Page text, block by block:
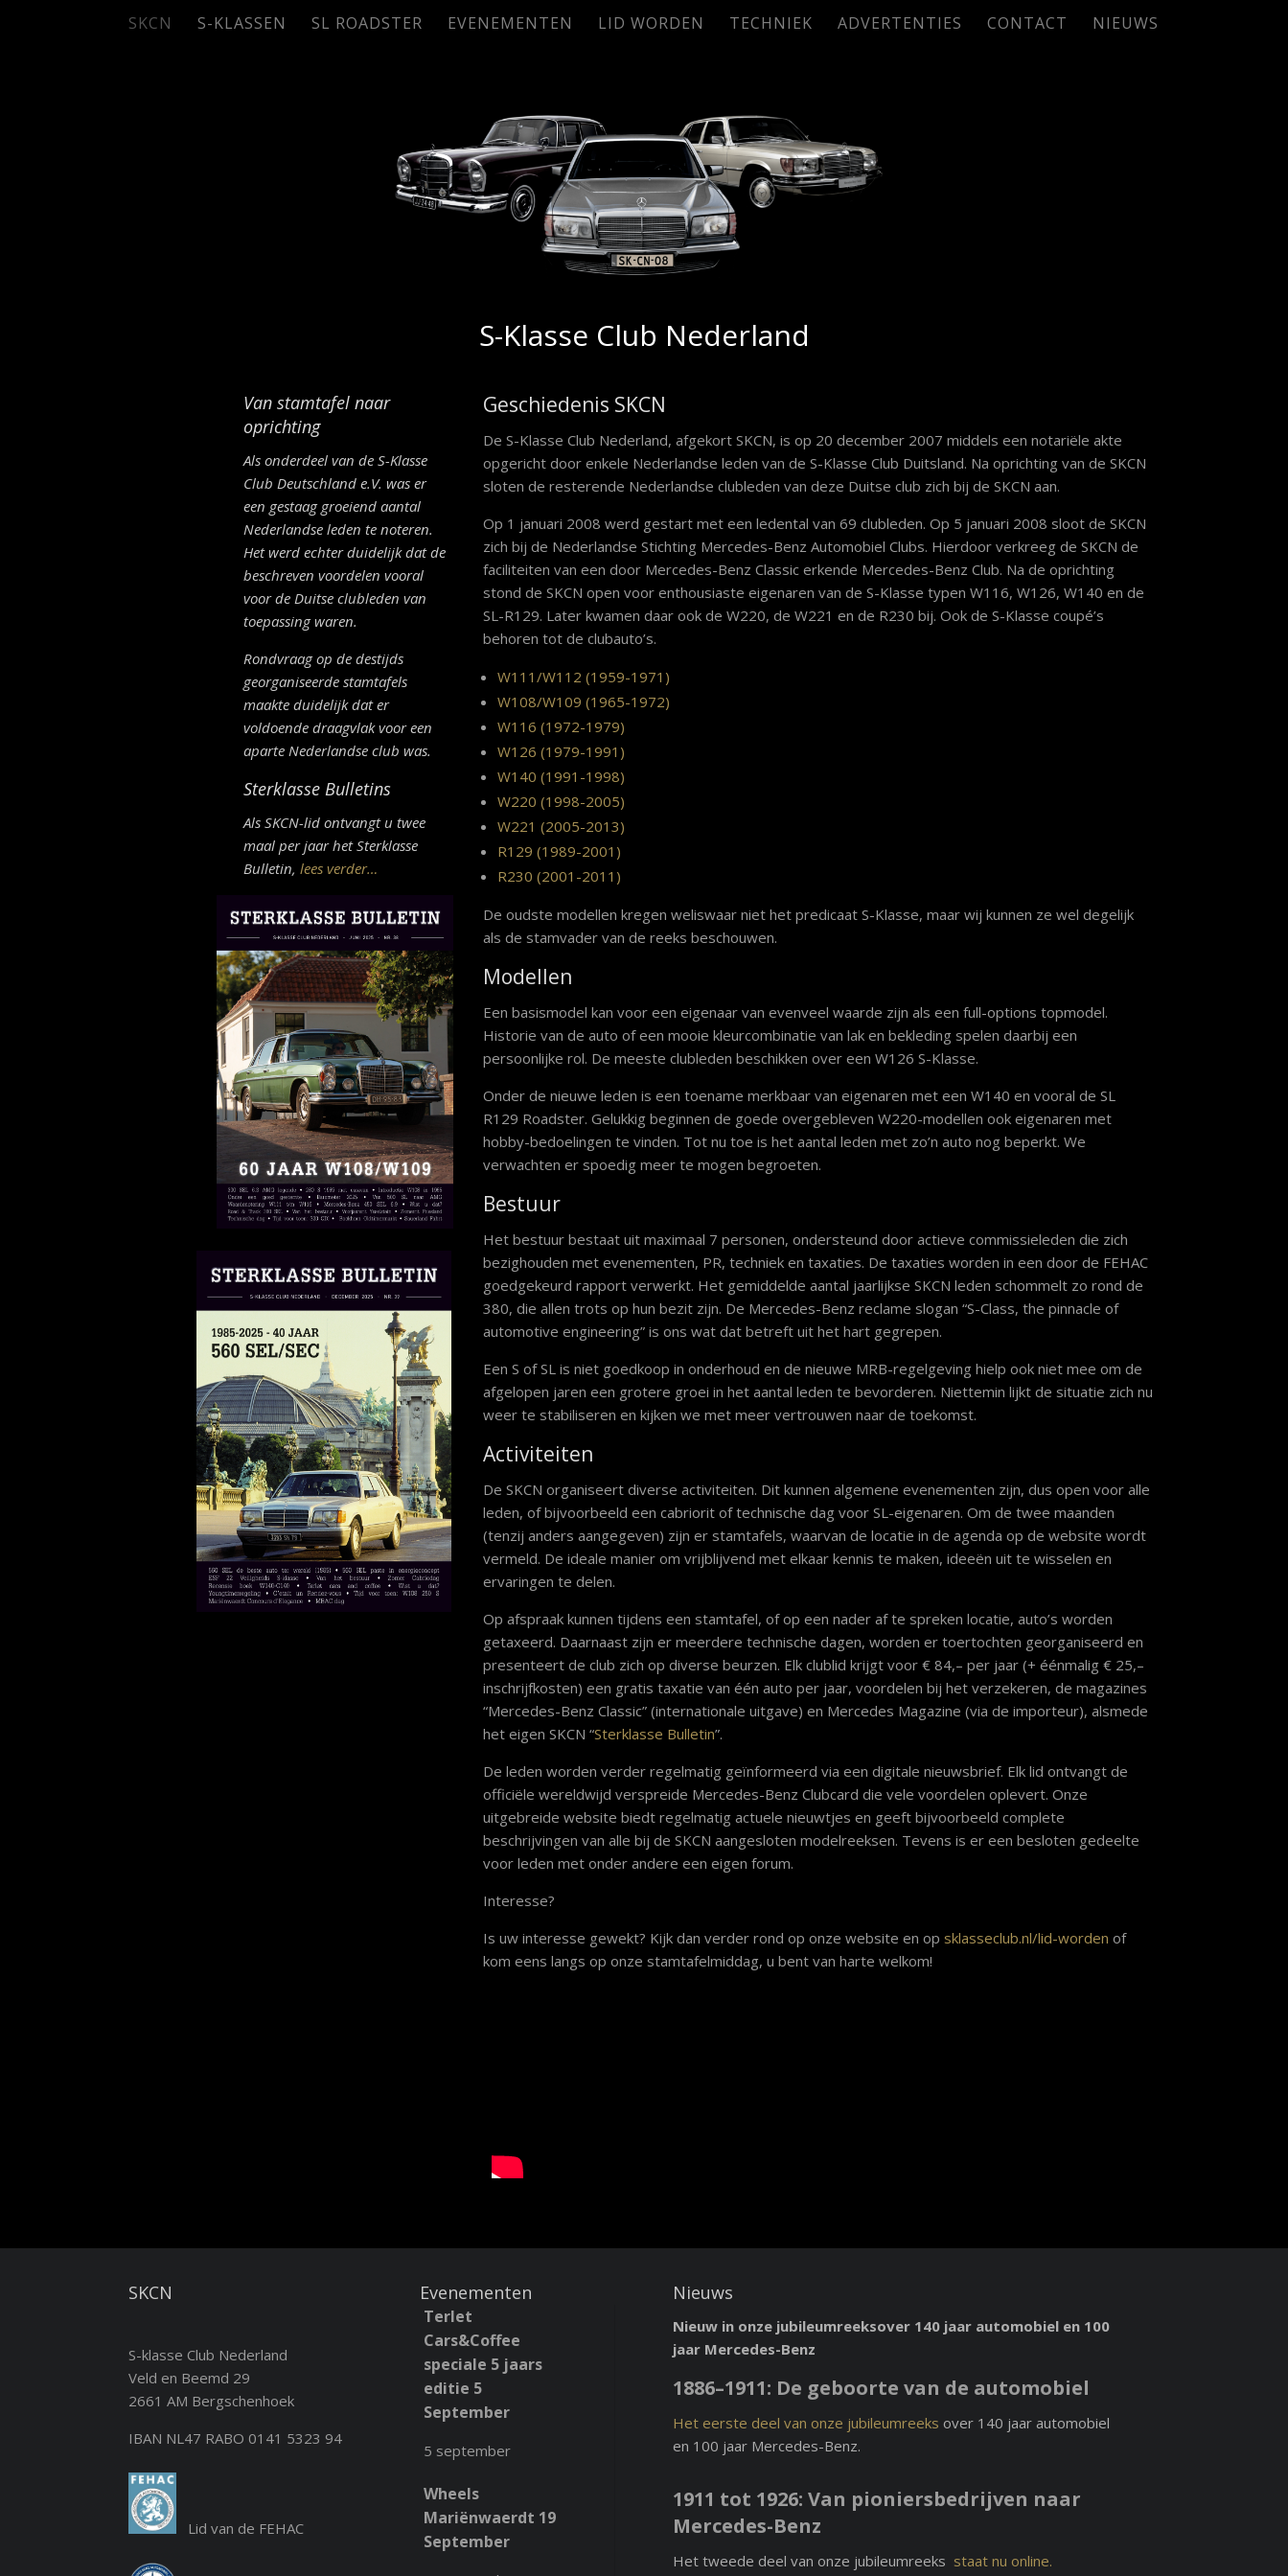
SKCN S-KLASSEN SL ROADSTER EVENEMENTEN LID WORDEN TECHNIEK ADVERTENTIES CONTACT NIEUWS
S-Klasse Club Nederland
Van stamtafel naar
oprichting
Als onderdeel van de S-Klasse
Club Deutschland e.V. was er
een gestaag groeiend aantal
Nederlandse leden te noteren.
Het werd echter duidelijk dat de
beschreven voordelen vooral
voor de Duitse clubleden van
toepassing waren.
Rondvraag op de destijds
georganiseerde stamtafels
maakte duidelijk dat er
voldoende draagvlak voor een
aparte Nederlandse club was.
Sterklasse Bulletins
Als SKCN-lid ontvangt u twee
maal per jaar het Sterklasse
Bulletin,lees verder…
Geschiedenis SKCN
De S-Klasse Club Nederland, afgekort SKCN, is op 20 december 2007 middels een notariële akte
opgericht door enkele Nederlandse leden van de S-Klasse Club Duitsland. Na oprichting van de SKCN
sloten de resterende Nederlandse clubleden van deze Duitse club zich bij de SKCN aan.
Op 1 januari 2008 werd gestart met een ledental van 69 clubleden. Op 5 januari 2008 sloot de SKCN
zich bij de Nederlandse Stichting Mercedes-Benz Automobiel Clubs. Hierdoor verkreeg de SKCN de
faciliteiten van een door Mercedes-Benz Classic erkende Mercedes-Benz Club. Na de oprichting
stond de SKCN open voor enthousiaste eigenaren van de S-Klasse typen W116, W126, W140 en de
SL-R129. Later kwamen daar ook de W220, de W221 en de R230 bij. Ook de S-Klasse coupé’s
behoren tot de clubauto’s.
W111/W112 (1959-1971)
W108/W109 (1965-1972)
W116 (1972-1979)
W126 (1979-1991)
W140 (1991-1998)
W220 (1998-2005)
W221 (2005-2013)
R129 (1989-2001)
R230 (2001-2011)
De oudste modellen kregen weliswaar niet het predicaat S-Klasse, maar wij kunnen ze wel degelijk
als de stamvader van de reeks beschouwen.
Modellen
Een basismodel kan voor een eigenaar van evenveel waarde zijn als een full-options topmodel.
Historie van de auto of een mooie kleurcombinatie van lak en bekleding spelen daarbij een
persoonlijke rol. De meeste clubleden beschikken over een W126 S-Klasse.
Onder de nieuwe leden is een toename merkbaar van eigenaren met een W140 en vooral de SL
R129 Roadster. Gelukkig beginnen de goede overgebleven W220-modellen ook eigenaren met
hobby-bedoelingen te vinden. Tot nu toe is het aantal leden met zo’n auto nog beperkt. We
verwachten er spoedig meer te mogen begroeten.
Bestuur
Het bestuur bestaat uit maximaal 7 personen, ondersteund door actieve commissieleden die zich
bezighouden met evenementen, PR, techniek en taxaties. De taxaties worden in een door de FEHAC
goedgekeurd rapport verwerkt. Het gemiddelde aantal jaarlijkse SKCN leden schommelt zo rond de
380, die allen trots op hun bezit zijn. De Mercedes-Benz reclame slogan “S-Class, the pinnacle of
automotive engineering” is ons wat dat betreft uit het hart gegrepen.
Een S of SL is niet goedkoop in onderhoud en de nieuwe MRB-regelgeving hielp ook niet mee om de
afgelopen jaren een grotere groei in het aantal leden te bevorderen. Niettemin lijkt de situatie zich nu
weer te stabiliseren en kijken we met meer vertrouwen naar de toekomst.
Activiteiten
De SKCN organiseert diverse activiteiten. Dit kunnen algemene evenementen zijn, dus open voor alle
leden, of bijvoorbeeld een cabriorit of technische dag voor SL-eigenaren. Om de twee maanden
(tenzij anders aangegeven) zijn er stamtafels, waarvan de locatie in de agenda op de website wordt
vermeld. De ideale manier om vrijblijvend met elkaar kennis te maken, ideeën uit te wisselen en
ervaringen te delen.
Op afspraak kunnen tijdens een stamtafel, of op een nader af te spreken locatie, auto’s worden
getaxeerd. Daarnaast zijn er meerdere technische dagen, worden er toertochten georganiseerd en
presenteert de club zich op diverse beurzen. Elk clublid krijgt voor € 84,– per jaar (+ éénmalig € 25,–
inschrijfkosten) een gratis taxatie van één auto per jaar, voordelen bij het verzekeren, de magazines
“Mercedes-Benz Classic” (internationale uitgave) en Mercedes Magazine (via de importeur), alsmede
het eigen SKCN “Sterklasse Bulletin”.
De leden worden verder regelmatig geïnformeerd via een digitale nieuwsbrief. Elk lid ontvangt de
officiële wereldwijd verspreide Mercedes-Benz Clubcard die vele voordelen oplevert. Onze
uitgebreide website biedt regelmatig actuele nieuwtjes en geeft bijvoorbeeld complete
beschrijvingen van alle bij de SKCN aangesloten modelreeksen. Tevens is er een besloten gedeelte
voor leden met onder andere een eigen forum.
Interesse?
Is uw interesse gewekt? Kijk dan verder rond op onze website en op sklasseclub.nl/lid-worden of
kom eens langs op onze stamtafelmiddag, u bent van harte welkom!
SKCN
S-klasse Club Nederland
Veld en Beemd 29
2661 AM Bergschenhoek
IBAN NL47 RABO 0141 5323 94
Lid van de FEHAC
Evenementen
Terlet
Cars&Coffee
speciale 5 jaars
editie 5
September
5 september
Wheels
Mariënwaerdt 19
September
Nieuws
Nieuw in onze jubileumreeksover 140 jaar automobiel en 100
jaar Mercedes-Benz
1886–1911: De geboorte van de automobiel
Het eerste deel van onze jubileumreeks over 140 jaar automobiel
en 100 jaar Mercedes-Benz.
1911 tot 1926: Van pioniersbedrijven naar
Mercedes-Benz
Het tweede deel van onze jubileumreeks staat nu online.